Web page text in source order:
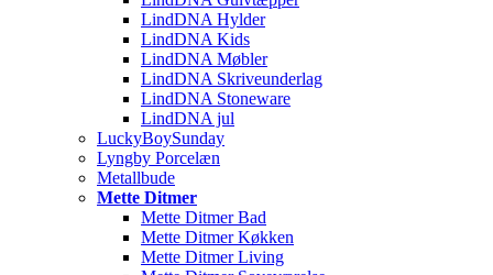
LindDNA Hylder
LindDNA Kids
LindDNA Møbler
LindDNA Skriveunderlag
LindDNA Stoneware
LindDNA jul
LuckyBoySunday
Lyngby Porcelæn
Metallbude
Mette Ditmer
Mette Ditmer Bad
Mette Ditmer Køkken
Mette Ditmer Living